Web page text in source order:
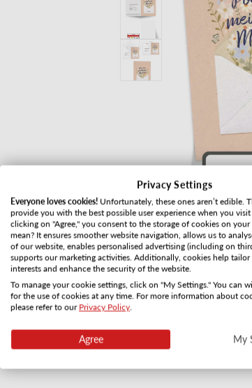
Ouvrir le média 1
Privacy Settings
Everyone loves cookies! Unfortunately, these ones aren’t edible.
provide you with the best possible user experience when you
clicking on "Agree," you consent to the storage of cookies on
mean? It ensures smoother website navigation, allows us to
of our website, enables personalised advertising (including on
supports our marketing activities. Additionally, cookies help
interests and enhance the security of the website.
To manage your cookie settings, click on "My Settings." You can
for the use of cookies at any time. For more information about
please refer to our Privacy Policy.
Agree My